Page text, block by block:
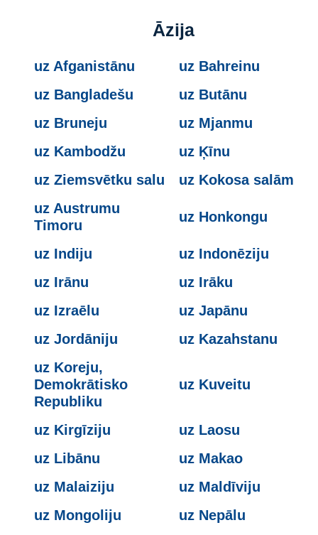
Āzija
uz Afganistānu
uz Bahreinu
uz Bangladešu
uz Butānu
uz Bruneju
uz Mjanmu
uz Kambodžu
uz Ķīnu
uz Ziemsvētku salu
uz Kokosa salām
uz Austrumu
Timoru
uz Honkongu
uz Indiju
uz Indonēziju
uz Irānu
uz Irāku
uz Izraēlu
uz Japānu
uz Jordāniju
uz Kazahstanu
uz Koreju,
Demokrātisko
Republiku
uz Kuveitu
uz Kirgīziju
uz Laosu
uz Libānu
uz Makao
uz Malaiziju
uz Maldīviju
uz Mongoliju
uz Nepālu